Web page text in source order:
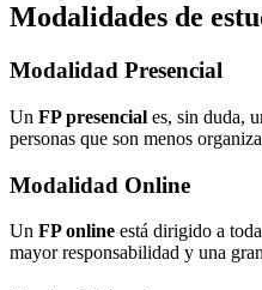
Modalidades de
Modalidad Presencial
Un FP presencial es, sin duda,
personas que son menos
Modalidad Online
Un FP online está dirigido a
mayor responsabilidad y una